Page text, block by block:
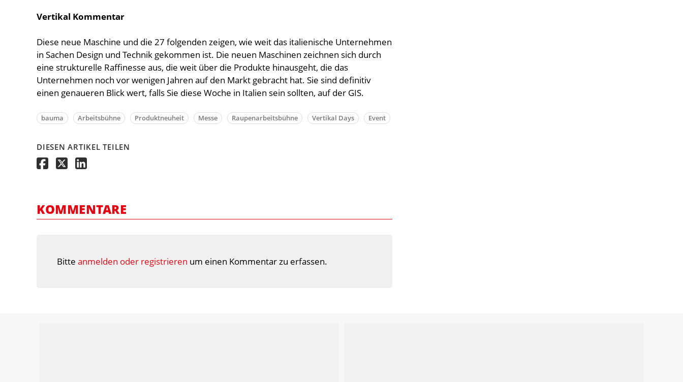
Vertikal Kommentar
Diese neue Maschine und die 27 folgenden zeigen, wie weit das italienische Unternehmen
in Sachen Design und Technik gekommen ist. Die neuen Maschinen zeichnen sich durch
eine strukturelle Raffinesse aus, die weit über die Produkte hinausgeht, die das
Unternehmen noch vor wenigen Jahren auf den Markt gebracht hat. Sie sind definitiv
einen genaueren Blick wert, falls Sie diese Woche in Italien sein sollten, auf der GIS.
bauma Arbeitsbühne Produktneuheit Messe Raupenarbeitsbühne Vertikal Days Event
DIESEN ARTIKEL TEILEN
KOMMENTARE
Bitte anmelden oder registrieren um einen Kommentar zu erfassen.